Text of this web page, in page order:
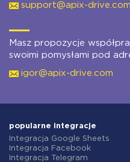
support@apix-drive.com
Masz propozycje
swoimi pomysłami pod
igor@apix-drive.com
popularne integracje
Integracja Google Sheets
Integracja Facebook
Integracja Telegram